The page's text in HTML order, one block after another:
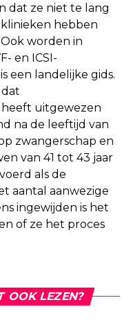
dat ze niet te lang
hebben
worden in
en ICSI-
een landelijke gids.
uitgewezen
na de leeftijd van
zwangerschap en
van 41 tot 43 jaar
als de
aantal aanwezige
ingewijden is het
of ze het proces
OOK LEZEN?